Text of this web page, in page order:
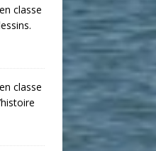
classe
classe